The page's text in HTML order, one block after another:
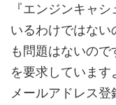
『エンジンキャ
いるわけではない
も問題はないの
を要求していま
メールアドレス